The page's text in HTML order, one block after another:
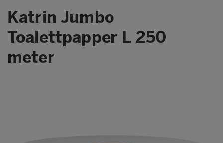
Katrin Jumbo
Toalettpapper L 250
meter